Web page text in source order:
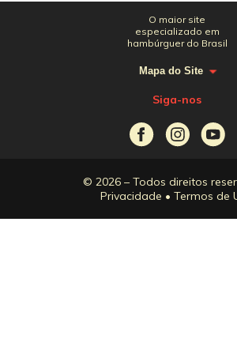
O maior site
especializado em
hambúrguer do Brasil
Mapa do Site
Siga-nos
© 2026 – Todos direitos
Privacidade • Termos de